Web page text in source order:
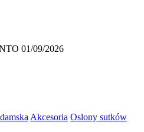
01/09/2026
Akcesoria Oslony sutków